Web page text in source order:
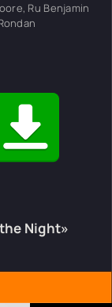
Ru Benjamin
Night»